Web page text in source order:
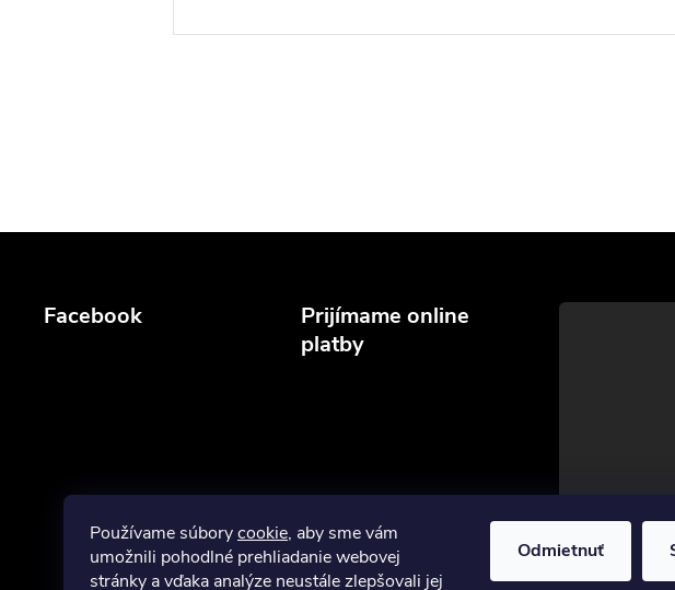
Používame súborycookie, aby sme vám
umožnili pohodlné prehliadanie webovej
stránky a vďaka analýze neustále zlepšovali jej
Odmietnuť
Facebook
Prijímame online
platby